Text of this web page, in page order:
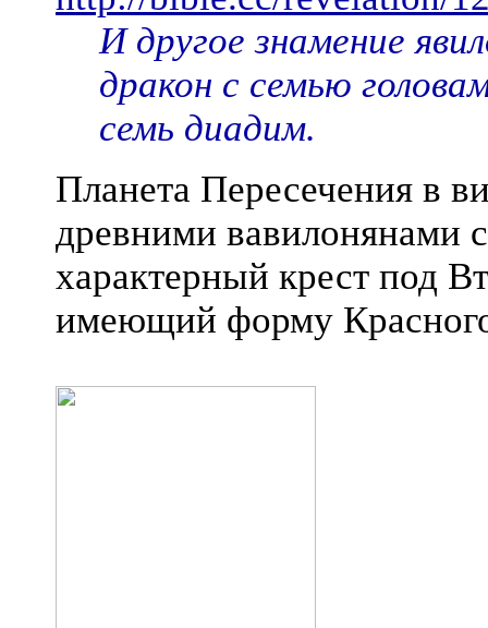
И другое знамение
дракон с семью
семь диадим.
Планета Пересечения в
древними вавилонянами
характерный крест под
имеющий форму